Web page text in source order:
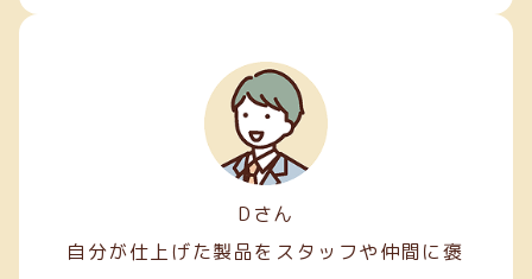
Dさん
自分が仕上げた製品をスタッフや仲間に褒